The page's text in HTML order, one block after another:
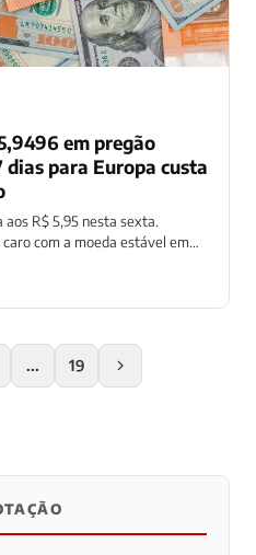
em pregão
para Europa custa
R$ 5,95 nesta sexta.
com a moeda estável em
... 19